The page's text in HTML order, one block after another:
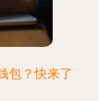
包？快来了